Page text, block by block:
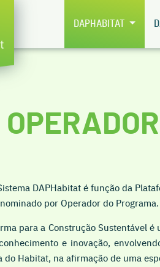
DAPHABITAT
DAPHabitat é função da
por Operador do Programa.
para a Construção Sustentável
e inovação,
Habitat, na afirmação de uma